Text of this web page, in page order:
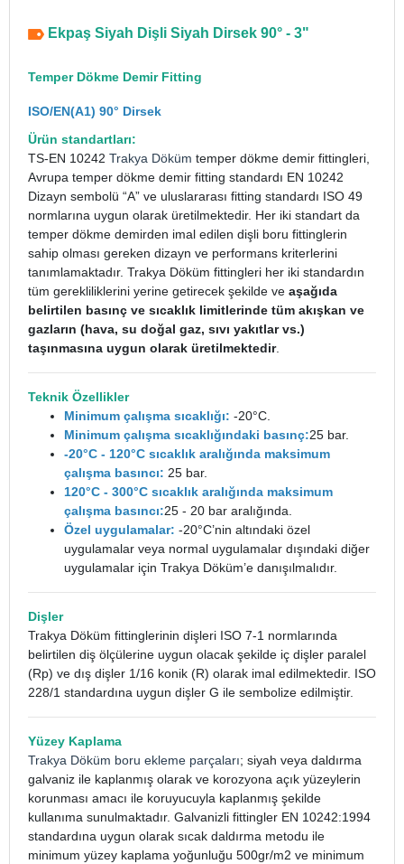
Ekpaş Siyah Dişli Siyah Dirsek 90° - 3"
Temper Dökme Demir Fitting
ISO/EN(A1) 90° Dirsek
Ürün standartları:
TS-EN 10242 Trakya Döküm temper dökme demir fittingleri,
Avrupa temper dökme demir fitting standardı EN 10242
Dizayn sembolü “A” ve uluslararası fitting standardı ISO 49
normlarına uygun olarak üretilmektedir. Her iki standart da
temper dökme demirden imal edilen dişli boru fittinglerin
sahip olması gereken dizayn ve performans kriterlerini
tanımlamaktadır. Trakya Döküm fittingleri her iki standardın
tüm gerekliliklerini yerine getirecek şekilde ve aşağıda
belirtilen basınç ve sıcaklık limitlerinde tüm akışkan ve
gazların (hava, su doğal gaz, sıvı yakıtlar vs.)
taşınmasına uygun olarak üretilmektedir.
Teknik Özellikler
Minimum çalışma sıcaklığı: -20°C.
Minimum çalışma sıcaklığındaki basınç:25 bar.
-20°C - 120°C sıcaklık aralığında maksimum
çalışma basıncı: 25 bar.
120°C - 300°C sıcaklık aralığında maksimum
çalışma basıncı:25 - 20 bar aralığında.
Özel uygulamalar: -20°C’nin altındaki özel
uygulamalar veya normal uygulamalar dışındaki diğer
uygulamalar için Trakya Döküm’e danışılmalıdır.
Dişler
Trakya Döküm fittinglerinin dişleri ISO 7-1 normlarında
belirtilen diş ölçülerine uygun olacak şekilde iç dişler paralel
(Rp) ve dış dişler 1/16 konik (R) olarak imal edilmektedir. ISO
228/1 standardına uygun dişler G ile sembolize edilmiştir.
Yüzey Kaplama
Trakya Döküm boru ekleme parçaları; siyah veya daldırma
galvaniz ile kaplanmış olarak ve korozyona açık yüzeylerin
korunması amacı ile koruyucuyla kaplanmış şekilde
kullanıma sunulmaktadır. Galvanizli fittingler EN 10242:1994
standardına uygun olarak sıcak daldırma metodu ile
minimum yüzey kaplama yoğunluğu 500gr/m2 ve minimum